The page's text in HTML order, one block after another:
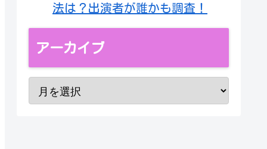
法は？出演者が誰かも調査！
アーカイブ